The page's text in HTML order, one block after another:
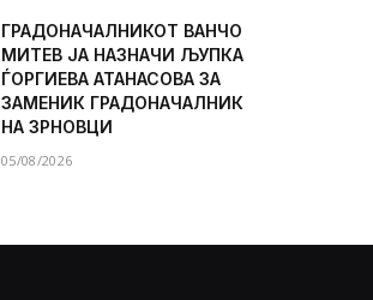
ГРАДОНАЧАЛНИКОТ ВАНЧО
МИТЕВ ЈА НАЗНАЧИ ЉУПКА
ЃОРГИЕВА АТАНАСОВА ЗА
ЗАМЕНИК ГРАДОНАЧАЛНИК
НА ЗРНОВЦИ
05/08/2026